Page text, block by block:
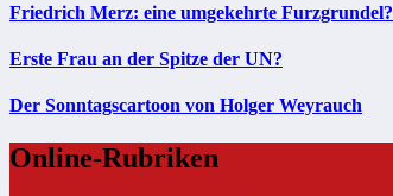
Friedrich Merz: eine umgekehrte Furzgrundel?
Erste Frau an der Spitze der UN?
Der Sonntagscartoon von Holger Weyrauch
Online-Rubriken